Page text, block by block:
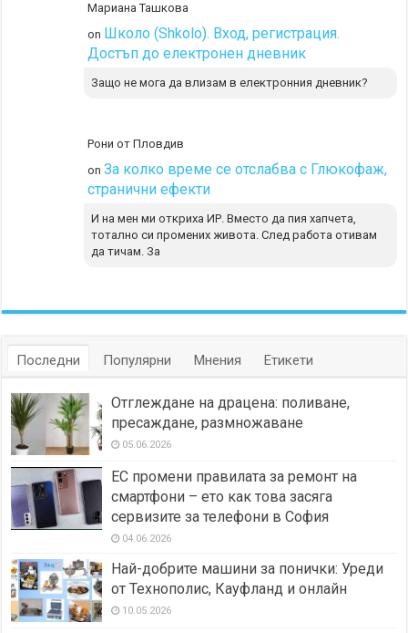
Мариана Ташкова
on Школо (Shkolo). Вход, регистрация.
Достъп до електронен дневник
Защо не мога да влизам в електронния дневник?
Рони от Пловдив
onЗа колко време се отслабва с Глюкофаж,
странични ефекти
И на мен ми откриха ИР. Вместо да пия хапчета,
тотално си промених живота. След работа отивам
да тичам. За
Последни Популярни Мнения Етикети
Отглеждане на драцена: поливане,
пресаждане, размножаване
05.06.2026
ЕС промени правилата за ремонт на
смартфони – ето как това засяга
сервизите за телефони в София
04.06.2026
Най-добрите машини за понички: Уреди
от Технополис, Кауфланд и онлайн
10.05.2026